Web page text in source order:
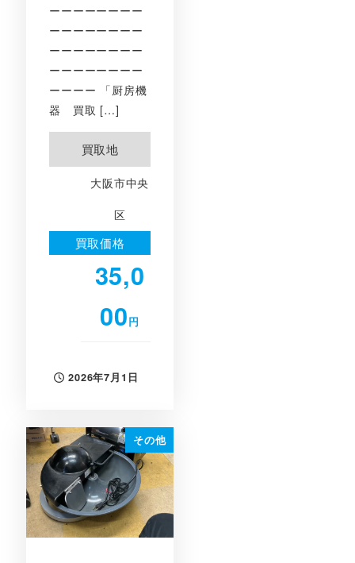
ーーーーーーーー
ーーーーーーーー
ーーーーーーーー
ーーーーーーーー
ーーーー 「厨房機
器 買取 […]
買取地
大阪市中央
区
買取価格
35,0
00円
投稿日
2026年7月1日
その他